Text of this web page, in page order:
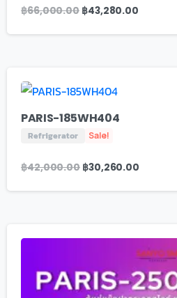
฿66,000.00 ฿43,280.00
PARIS-185WH404
Refrigerator Sale!
฿42,000.00 ฿30,260.00